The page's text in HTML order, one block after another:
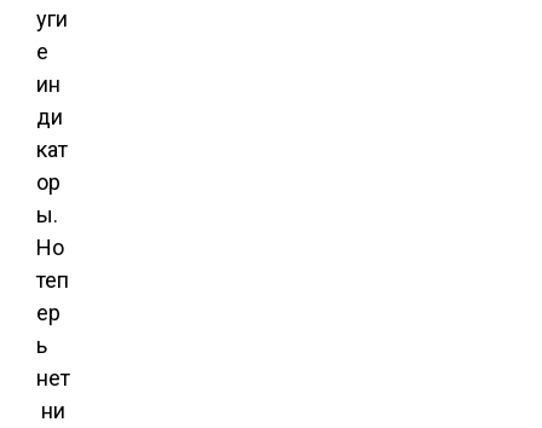
уги
е
ин
ди
кат
ор
ы.
Но
теп
ер
ь
нет
ни